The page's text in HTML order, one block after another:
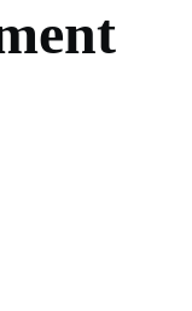
e Soft Skills